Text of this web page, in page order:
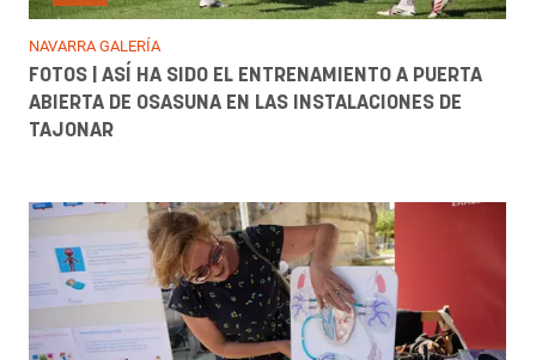
NAVARRA GALERÍA
FOTOS | ASÍ HA SIDO EL ENTRENAMIENTO A PUERTA
ABIERTA DE OSASUNA EN LAS INSTALACIONES DE
TAJONAR